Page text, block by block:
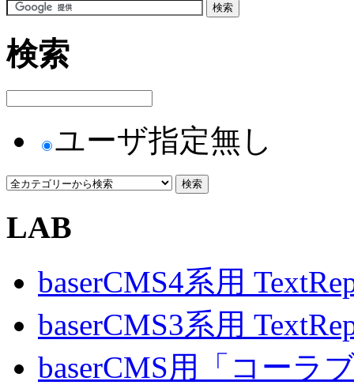
検索
ユーザ指定無し
LAB
baserCMS4系用
baserCMS3系用
baserCMS用「コーラ